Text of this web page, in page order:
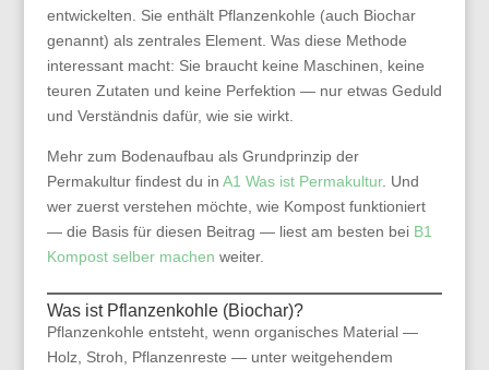
entwickelten. Sie enthält Pflanzenkohle (auch Biochar
genannt) als zentrales Element. Was diese Methode
interessant macht: Sie braucht keine Maschinen, keine
teuren Zutaten und keine Perfektion — nur etwas Geduld
und Verständnis dafür, wie sie wirkt.
Mehr zum Bodenaufbau als Grundprinzip der
Permakultur findest du in A1 Was ist Permakultur. Und
wer zuerst verstehen möchte, wie Kompost funktioniert
— die Basis für diesen Beitrag — liest am besten bei B1
Kompost selber machen weiter.
Was ist Pflanzenkohle (Biochar)?
Pflanzenkohle entsteht, wenn organisches Material —
Holz, Stroh, Pflanzenreste — unter weitgehendem